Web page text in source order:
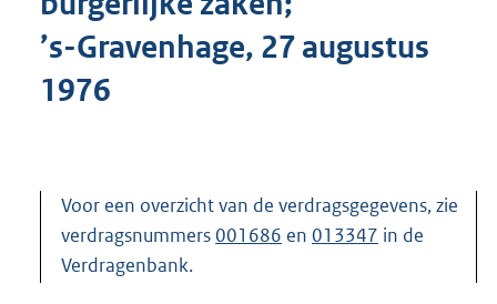
’s-Gravenhage, 27 augustus
1976
Voor een overzicht van de verdragsgegevens, zie
verdragsnummers001686 en 013347 in de
Verdragenbank.